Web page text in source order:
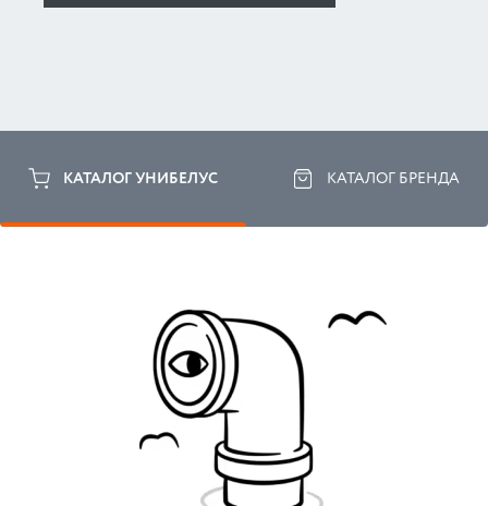
КАТАЛОГ УНИБЕЛУС КАТАЛОГ БРЕНДА